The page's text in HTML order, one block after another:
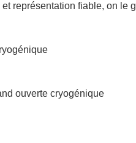
représentation fiable, on le
ouverte cryogénique